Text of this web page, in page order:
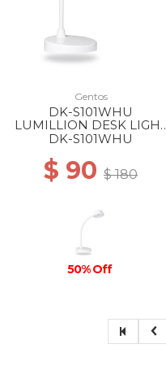
Gentos
DK-S101WHU
LUMILLION DESK LIGHT
WHITE
DK-S101WHU
$ 90 $ 180
50% Off